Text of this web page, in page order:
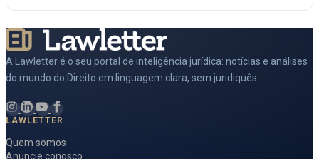
A Lawletter é o seu portal de inteligência jurídica: notícias e análises
do mundo do Direito em linguagem clara, sem juridiquês.
LAWLETTER
Quem somos
Anuncie conosco